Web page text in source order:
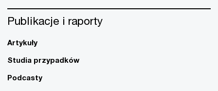
Publikacje i raporty
Artykuły
Studia przypadków
Podcasty